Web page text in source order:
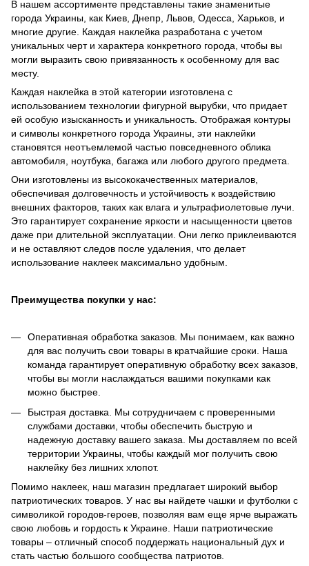
В нашем ассортименте представлены такие знаменитые
города Украины, как Киев, Днепр, Львов, Одесса, Харьков, и
многие другие. Каждая наклейка разработана с учетом
уникальных черт и характера конкретного города, чтобы вы
могли выразить свою привязанность к особенному для вас
месту.
Каждая наклейка в этой категории изготовлена с
использованием технологии фигурной вырубки, что придает
ей особую изысканность и уникальность. Отображая контуры
и символы конкретного города Украины, эти наклейки
становятся неотъемлемой частью повседневного облика
автомобиля, ноутбука, багажа или любого другого предмета.
Они изготовлены из высококачественных материалов,
обеспечивая долговечность и устойчивость к воздействию
внешних факторов, таких как влага и ультрафиолетовые лучи.
Это гарантирует сохранение яркости и насыщенности цветов
даже при длительной эксплуатации. Они легко приклеиваются
и не оставляют следов после удаления, что делает
использование наклеек максимально удобным.
Преимущества покупки у нас:
Оперативная обработка заказов. Мы понимаем, как важно
для вас получить свои товары в кратчайшие сроки. Наша
команда гарантирует оперативную обработку всех заказов,
чтобы вы могли наслаждаться вашими покупками как
можно быстрее.
Быстрая доставка. Мы сотрудничаем с проверенными
службами доставки, чтобы обеспечить быструю и
надежную доставку вашего заказа. Мы доставляем по всей
территории Украины, чтобы каждый мог получить свою
наклейку без лишних хлопот.
Помимо наклеек, наш магазин предлагает широкий выбор
патриотических товаров. У нас вы найдете чашки и футболки с
символикой городов-героев, позволяя вам еще ярче выражать
свою любовь и гордость к Украине. Наши патриотические
товары – отличный способ поддержать национальный дух и
стать частью большого сообщества патриотов.